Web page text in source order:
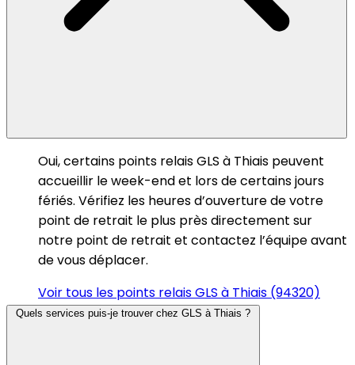
Oui, certains points relais GLS à Thiais peuvent
accueillir le week-end et lors de certains jours
fériés. Vérifiez les heures d’ouverture de votre
point de retrait le plus près directement sur
notre point de retrait et contactez l’équipe avant
de vous déplacer.
Voir tous les points relais GLS à Thiais (94320)
Quels services puis-je trouver chez GLS à Thiais ?